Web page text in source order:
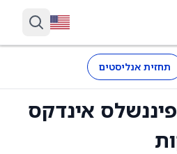
תחזית אנליסטים
פידליטי MSCI פיננשלס אינדקס